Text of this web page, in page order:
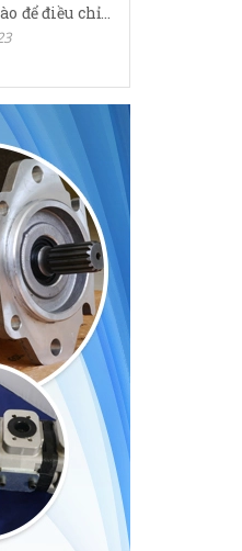
Làm thế nào để điều chỉnh áp suất đầu ra của bơm thủy lực?